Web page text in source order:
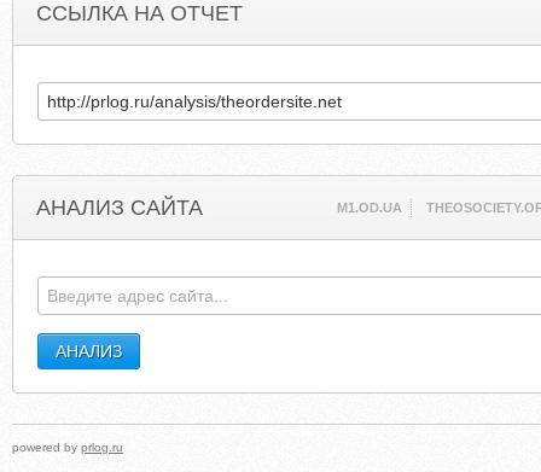
ССЫЛКА НА ОТЧЕТ
АНАЛИЗ САЙТА M1.OD.UA
powered by prlog.ru